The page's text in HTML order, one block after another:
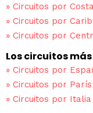
» Circuitos por
» Circuitos por
» Circuitos por
Los circuitos
» Circuitos por
» Circuitos por París
» Circuitos por Italia